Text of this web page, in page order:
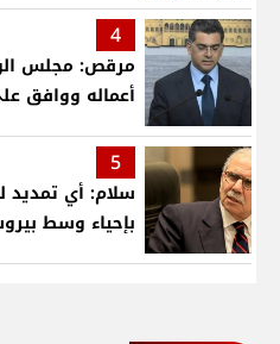
4
مرقص: مجلس
أعماله ووافق
5
سلام: أي تمديد
بإحياء وسط